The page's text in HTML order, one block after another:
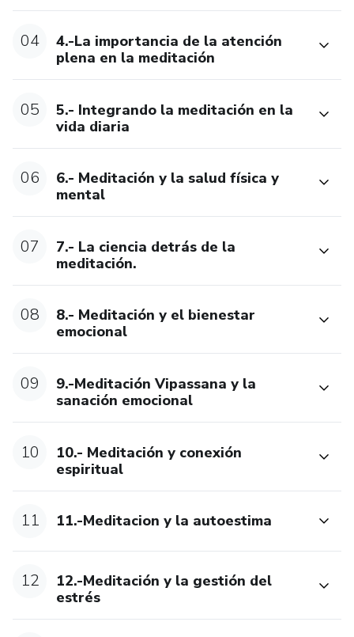
04
4.-La importancia de la atención
plena en la meditación
05
5.- Integrando la meditación en la
vida diaria
06
6.- Meditación y la salud física y
mental
07
7.- La ciencia detrás de la
meditación.
08
8.- Meditación y el bienestar
emocional
09
9.-Meditación Vipassana y la
sanación emocional
10
10.- Meditación y conexión
espiritual
11 11.-Meditacion y la autoestima
12
12.-Meditación y la gestión del
estrés